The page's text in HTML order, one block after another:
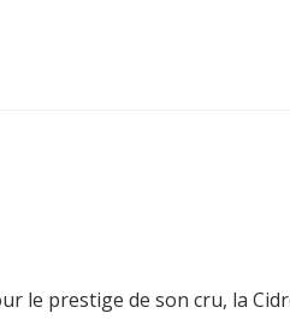
le prestige de son cru, la